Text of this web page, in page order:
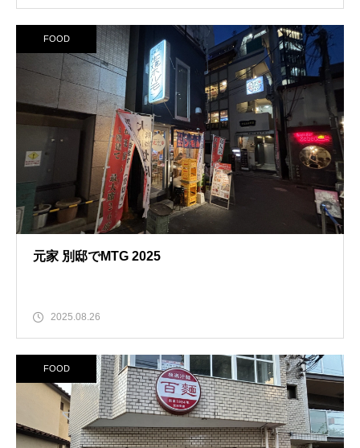
FOOD
元家 別邸でMTG 2025
2025.08.26
FOOD